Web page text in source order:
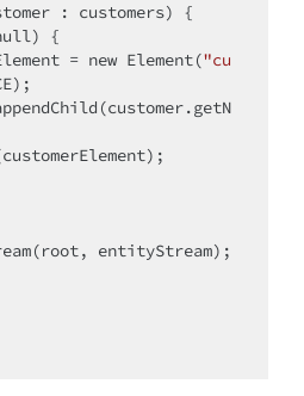
) {
= new Element("cu
entityStream);